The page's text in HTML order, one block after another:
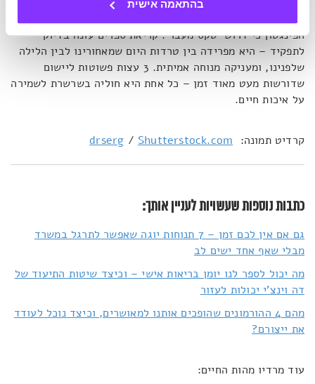
בהתאמה אישית
לעבור משגרת היומיום לתודעת מנוחה בצורה הכי נכונה, אומרת
הפינגטון כי דרוש 'טקס מעבר'. קריאת ספרים עונה בדיוק
לתפקיד – היא מפרידה בין טרדות היום שמאחורינו לבין הלילה
שלפנינו, ומעניקה מנוחה אמיתית. 3 עצות פשוטות ליישום
שדורשות מעט מאוד זמן – כל אחת היא חוליה בשרשרת לשמירה
על איכות חיים.
קרדיט תמונה: drserg / Shutterstock.com
כתבות נוספות שעשויות לעניין אותך:
גם אם אין לכם זמן – 7 תנוחות יוגה שאפשר לתרגל במשרד
מבלי שאף אחד ישים לב
מה יכול לספר לנו יומן בריאות אישי – וכיצד שיטות התיעוד של
דה וינצ'י יכולות לעזור
מהם 4 ההורמונים שהופכים אותנו למאושרים, וכיצד נוכל לעודד
את ייצורם?
עוד מרדיו מהות החיים: